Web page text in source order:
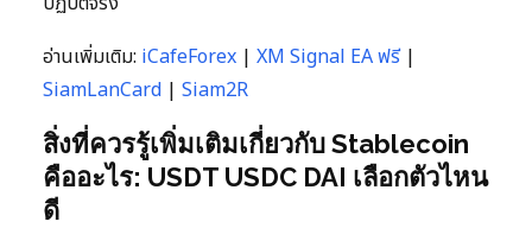
อ่านเพิ่มเติม: iCafeForex | XM Signal EA ฟรี|
SiamLanCard | Siam2R
สิ่งที่ควรรู้เพิ่มเติมเกี่ยวกับ Stablecoin
คืออะไร: USDT USDC DAI เลือกตัวไหน
ดี